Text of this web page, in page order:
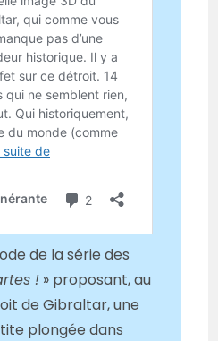
de la série des
! » proposant, au
de Gibraltar, une
plongée dans